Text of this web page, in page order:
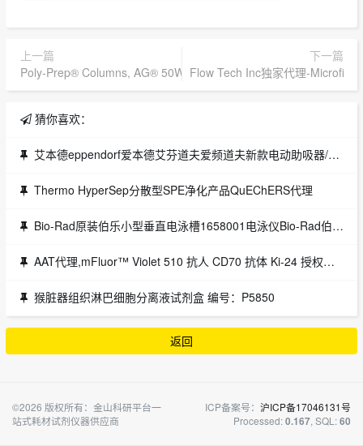
上一篇
Poly-Prep® Columns, AG® 50W-X8, hydrogen form #伯乐代理
下一篇
Flow Tech Inc独家代理-Microfil血
猜你喜欢：
艾本德eppendorf爱本德艾芬道夫爱频道夫新款电动助吸器/大容量吸液器/电动吸液枪授权代理现货促销
Thermo HyperSep分散型SPE净化产品QuEChERS代理
Bio-Rad原装伯乐小型垂直电泳槽1658001电泳仪Bio-Rad伯乐代理
AAT代理,mFluor™ Violet 510 抗人 CD70 抗体 Ki-24 授权代理
猴脏器组织淋巴细胞分离液试剂盒 编号：P5850
返回
©2026 版权所有：金山科研平台一
站式耗材试剂仪器供应商
ICP备案号： 沪ICP备17046131号
Processed:0.167, SQL:60